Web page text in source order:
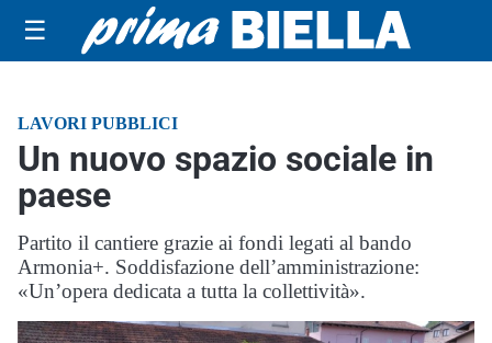
☰
LAVORI PUBBLICI
Un nuovo spazio sociale in
paese
Partito il cantiere grazie ai fondi legati al bando
Armonia+. Soddisfazione dell’amministrazione:
«Un’opera dedicata a tutta la collettività».